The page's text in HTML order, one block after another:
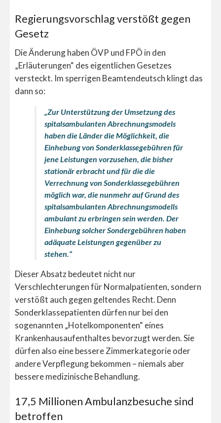
Regierungsvorschlag verstößt gegen
Gesetz
Die Änderung haben ÖVP und FPÖ in den
„Erläuterungen“ des eigentlichen Gesetzes
versteckt. Im sperrigen Beamtendeutsch klingt das
dann so:
„Zur Unterstützung der Umsetzung des
spitalsambulanten Abrechnungsmodels
haben die Länder die Möglichkeit, die
Einhebung von Sonderklassegebühren für
jene Leistungen vorzusehen, die bisher
stationär erbracht und für die die
Verrechnung von Sonderklassegebühren
möglich war, die nunmehr auf Grund des
spitalsambulanten Abrechnungsmodells
ambulant zu erbringen sein werden. Der
Einhebung solcher Sondergebühren haben
adäquate Leistungen gegenüber zu
stehen.“
Dieser Absatz bedeutet nicht nur
Verschlechterungen für Normalpatienten, sondern
verstößt auch gegen geltendes Recht. Denn
Sonderklassepatienten dürfen nur bei den
sogenannten „Hotelkomponenten“ eines
Krankenhausaufenthaltes bevorzugt werden. Sie
dürfen also eine bessere Zimmerkategorie oder
andere Verpflegung bekommen – niemals aber
bessere medizinische Behandlung.
17,5 Millionen Ambulanzbesuche sind
betroffen